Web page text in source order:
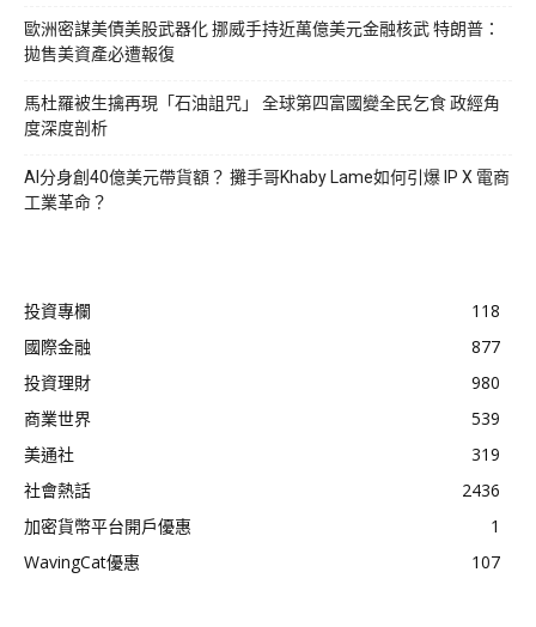
歐洲密謀美債美股武器化 挪威手持近萬億美元金融核武 特朗普：
拋售美資產必遭報復
馬杜羅被生擒再現「石油詛咒」 全球第四富國變全民乞食 政經角
度深度剖析
AI分身創40億美元帶貨額？ 攤手哥Khaby Lame如何引爆 IP X 電商
工業革命？
投資專欄
118
國際金融
877
投資理財
980
商業世界
539
美通社
319
社會熱話
2436
加密貨幣平台開戶優惠
1
WavingCat優惠
107